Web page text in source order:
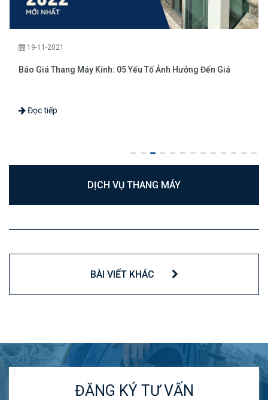
2021
Thang Máy Kính: 05 Yếu Tố Ảnh Hưởng Đến Giá
tiếp
DỊCH VỤ THANG MÁY
BÀI VIẾT KHÁC
ĐĂNG KÝ TƯ VẤN